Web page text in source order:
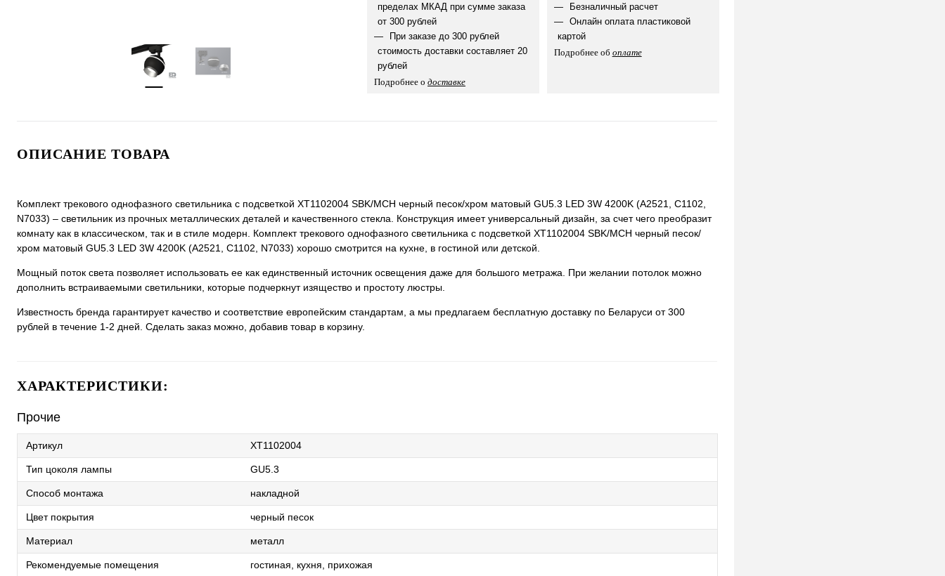
пределах МКАД при сумме заказа
от 300 рублей
При заказе до 300 рублей
стоимость доставки составляет 20
рублей
Подробнее о доставке
Безналичный расчет
Онлайн оплата пластиковой
картой
Подробнее об оплате
ОПИСАНИЕ ТОВАРА
Комплект трекового однофазного светильника с подсветкой XT1102004 SBK/MCH черный песок/хром матовый GU5.3 LED 3W 4200K (A2521, C1102,
N7033) – светильник из прочных металлических деталей и качественного стекла. Конструкция имеет универсальный дизайн, за счет чего преобразит
комнату как в классическом, так и в стиле модерн. Комплект трекового однофазного светильника с подсветкой XT1102004 SBK/MCH черный песок/
хром матовый GU5.3 LED 3W 4200K (A2521, C1102, N7033) хорошо смотрится на кухне, в гостиной или детской.
Мощный поток света позволяет использовать ее как единственный источник освещения даже для большого метража. При желании потолок можно
дополнить встраиваемыми светильники, которые подчеркнут изящество и простоту люстры.
Известность бренда гарантирует качество и соответствие европейским стандартам, а мы предлагаем бесплатную доставку по Беларуси от 300
рублей в течение 1-2 дней. Сделать заказ можно, добавив товар в корзину.
ХАРАКТЕРИСТИКИ:
Прочие
Артикул XT1102004
Тип цоколя лампы GU5.3
Способ монтажа накладной
Цвет покрытия черный песок
Материал металл
Рекомендуемые помещения гостиная, кухня, прихожая